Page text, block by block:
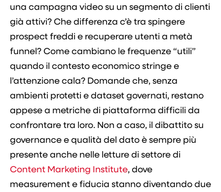
una campagna video su un segmento di clienti
già attivi? Che differenza c’è tra spingere
prospect freddi e recuperare utenti a metà
funnel? Come cambiano le frequenze “utili”
quando il contesto economico stringe e
l’attenzione cala? Domande che, senza
ambienti protetti e dataset governati, restano
appese a metriche di piattaforma difficili da
confrontare tra loro. Non a caso, il dibattito su
governance e qualità del dato è sempre più
presente anche nelle letture di settore di
Content Marketing Institute, dove
measurement e fiducia stanno diventando due